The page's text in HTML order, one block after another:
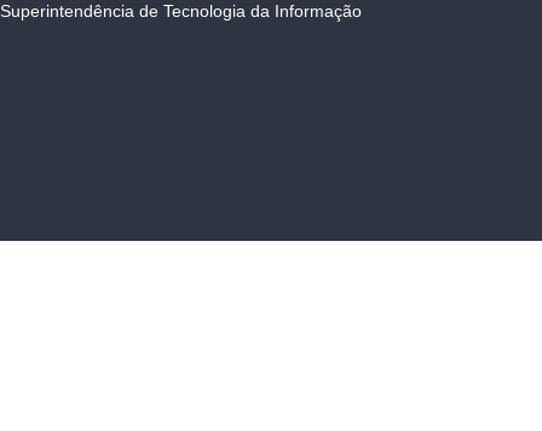
Superintendência de Tecnologia da Informação